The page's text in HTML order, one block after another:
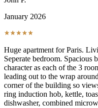
January 2026
Huge apartment for Paris.
Seperate bedroom. Spacious
character as each of the 3
leading out to the wrap
corner of the building so
ring induction hob, kettle,
dishwasher, combined